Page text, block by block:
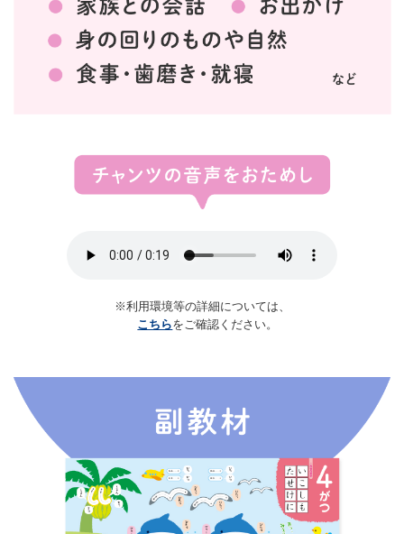
※利用環境等の詳細については、
こちらをご確認ください。